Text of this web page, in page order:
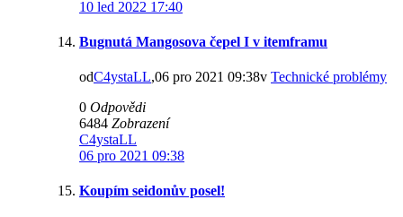
10 led 2022 17:40
Bugnutá Mangosova čepel I v itemframu
odC4ystaLL,06 pro 2021 09:38v Technické problémy
0 Odpovědi
6484 Zobrazení
C4ystaLL
06 pro 2021 09:38
Koupím seidonův posel!